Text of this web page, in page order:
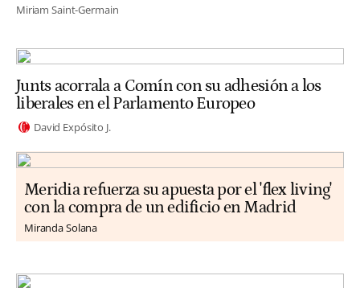
Miriam Saint-Germain
Junts acorrala a Comín con su adhesión a los
liberales en el Parlamento Europeo
David Expósito J.
Meridia refuerza su apuesta por el 'flex living'
con la compra de un edificio en Madrid
Miranda Solana